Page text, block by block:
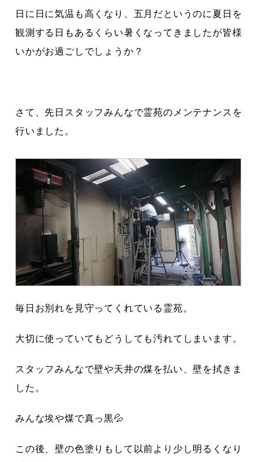
日に日に気温も高くなり、五月だというのに夏日を
観測する日もあるくらい暑くなってきましたが皆様
いかがお過ごしでしょうか？
さて、先日スタッフみんなで霊苑のメンテナンスを
行いました。
毎日お別れを見守ってくれている霊苑。
大切に使っていてもどうしても汚れてしまいます。
スタッフみんなで壁や天井の煤を払い、壁を拭きま
した。
みんな埃や煤で真っ黒💦
この後、壁の色塗りもして以前より少し明るくなり